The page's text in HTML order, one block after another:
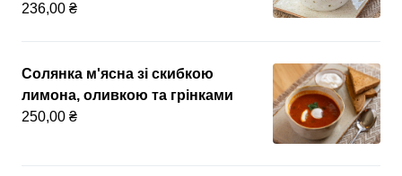
236,00 ₴
Солянка м'ясна зі скибкою
лимона, оливкою та грінками
250,00 ₴